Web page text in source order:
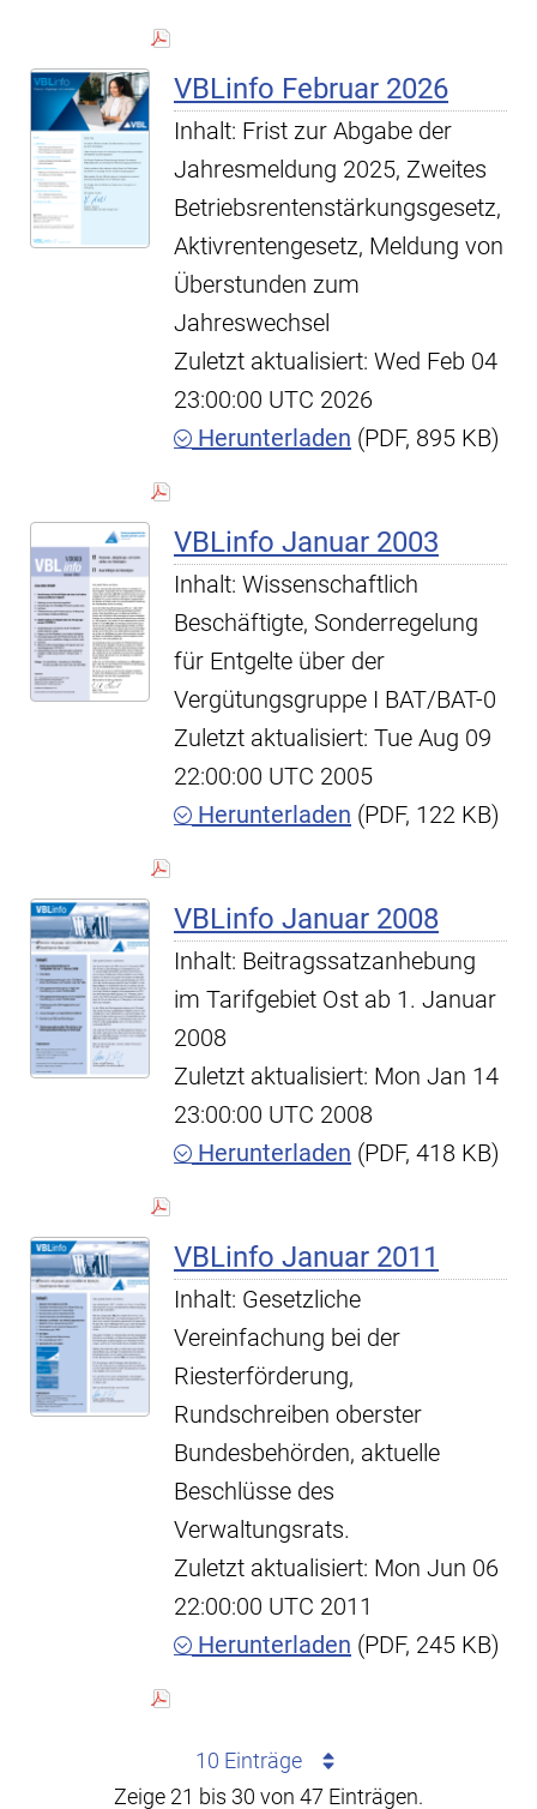
VBLinfo Februar 2026
Inhalt: Frist zur Abgabe der
Jahresmeldung 2025, Zweites
Betriebsrentenstärkungsgesetz,
Aktivrentengesetz, Meldung von
Überstunden zum
Jahreswechsel
Zuletzt aktualisiert: Wed Feb 04
23:00:00 UTC 2026
Herunterladen (PDF, 895 KB)
VBLinfo Januar 2003
Inhalt: Wissenschaftlich
Beschäftigte, Sonderregelung
für Entgelte über der
Vergütungsgruppe I BAT/BAT-0
Zuletzt aktualisiert: Tue Aug 09
22:00:00 UTC 2005
Herunterladen (PDF, 122 KB)
VBLinfo Januar 2008
Inhalt: Beitragssatzanhebung
im Tarifgebiet Ost ab 1. Januar
2008
Zuletzt aktualisiert: Mon Jan 14
23:00:00 UTC 2008
Herunterladen (PDF, 418 KB)
VBLinfo Januar 2011
Inhalt: Gesetzliche
Vereinfachung bei der
Riesterförderung,
Rundschreiben oberster
Bundesbehörden, aktuelle
Beschlüsse des
Verwaltungsrats.
Zuletzt aktualisiert: Mon Jun 06
22:00:00 UTC 2011
Herunterladen (PDF, 245 KB)
10 Einträge
Zeige 21 bis 30 von 47 Einträgen.